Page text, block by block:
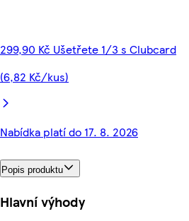
299,90 Kč Ušetřete 1/3 s Clubcard
(6,82 Kč/kus)
Nabídka platí do 17. 8. 2026
Popis produktu
Hlavní výhody